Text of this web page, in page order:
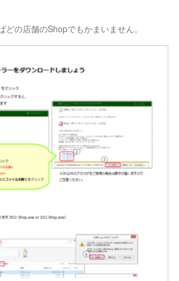
どの店舗のShopでもかまいません。